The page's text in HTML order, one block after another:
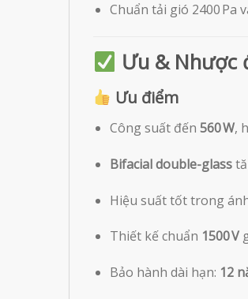
Chuẩn tải gió 2400 Pa
Ưu & Nhược
Ưu điểm
Công suất đến 560 W,
Bifacial double-glass
Hiệu suất tốt trong
Thiết kế chuẩn 1500 V
Bảo hành dài hạn: 12